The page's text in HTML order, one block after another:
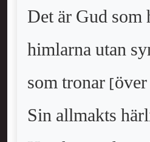
Det är Gud som
himlarna utan
som tronar
Sin allmakts